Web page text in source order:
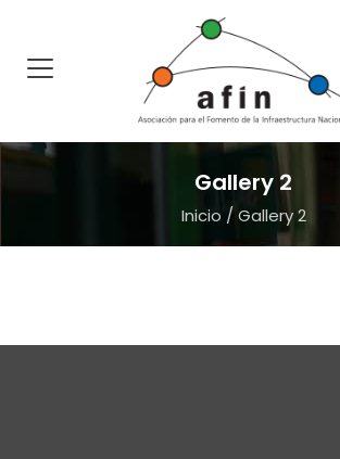
Gallery 2
Inicio / Gallery 2